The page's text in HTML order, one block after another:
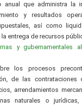
que administra la
y resultados
así como
entrega de recursos
y gubernamentales
los procesos
de las contrataciones
arrendamientos
naturales o jurídicas,